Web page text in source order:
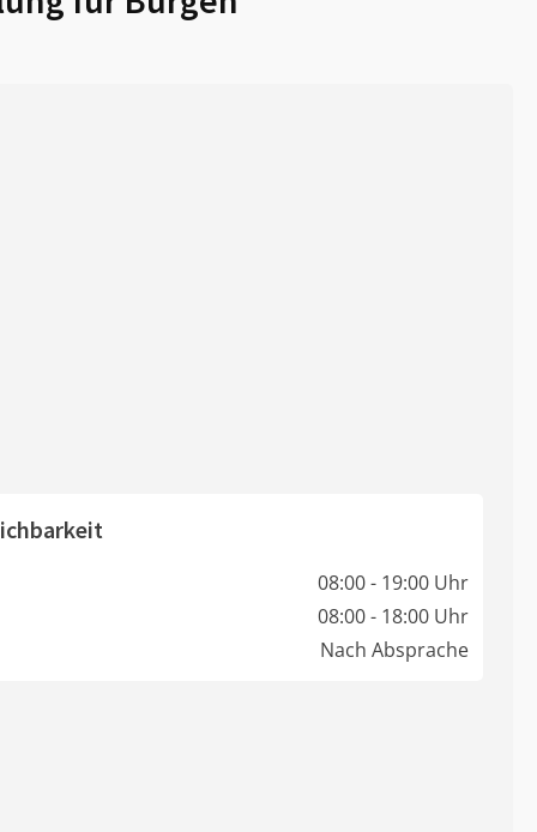
08:00 - 19:00 Uhr
08:00 - 18:00 Uhr
Nach Absprache